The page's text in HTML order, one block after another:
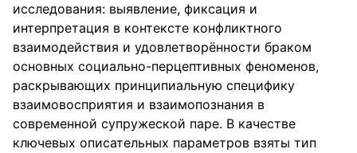
исследования: выявление, фиксация и
интерпретация в контексте конфликтного
взаимодействия и удовлетворённости браком
основных социально-перцептивных феноменов,
раскрывающих принципиальную специфику
взаимовосприятия и взаимопознания в
современной супружеской паре. В качестве
ключевых описательных параметров взяты тип